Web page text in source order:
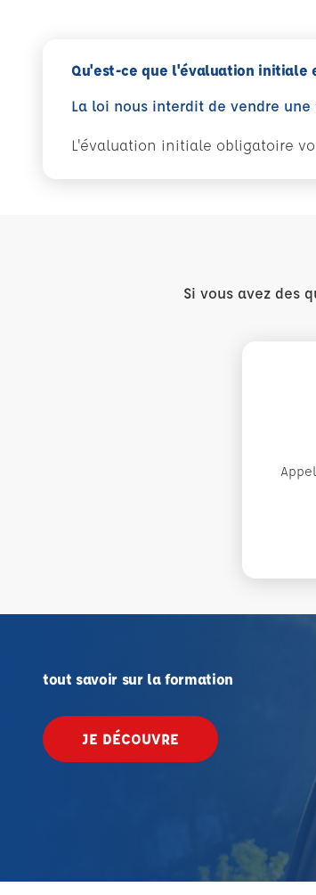
Qu'est-ce que l'évaluation initiale
La loi nous interdit de vendre
L'évaluation initiale obligatoire
Si vous avez des
tout savoir sur la formation
JE DÉCOUVRE